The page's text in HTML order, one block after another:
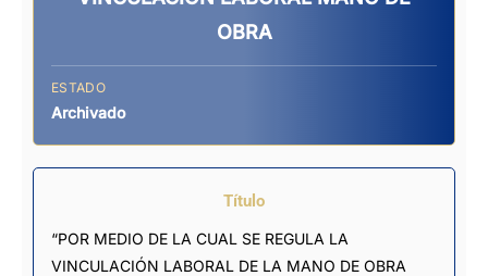
OBRA
ESTADO
Archivado
Título
“POR MEDIO DE LA CUAL SE REGULA LA
VINCULACIÓN LABORAL DE LA MANO DE OBRA